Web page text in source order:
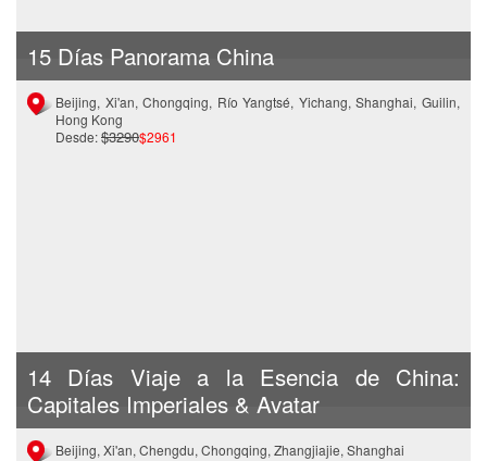
15 Días Panorama China
Beijing, Xi'an, Chongqing, Río Yangtsé, Yichang, Shanghai, Guilin,
Hong Kong
Desde:$3290$2961
14 Días Viaje a la Esencia de China:
Capitales Imperiales & Avatar
Beijing, Xi'an, Chengdu, Chongqing, Zhangjiajie, Shanghai